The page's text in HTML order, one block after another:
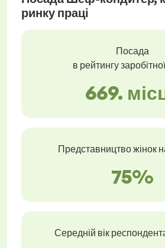
ринку праці
Посада
в рейтингу
669.
Представництво жінок
75%
Середній вік